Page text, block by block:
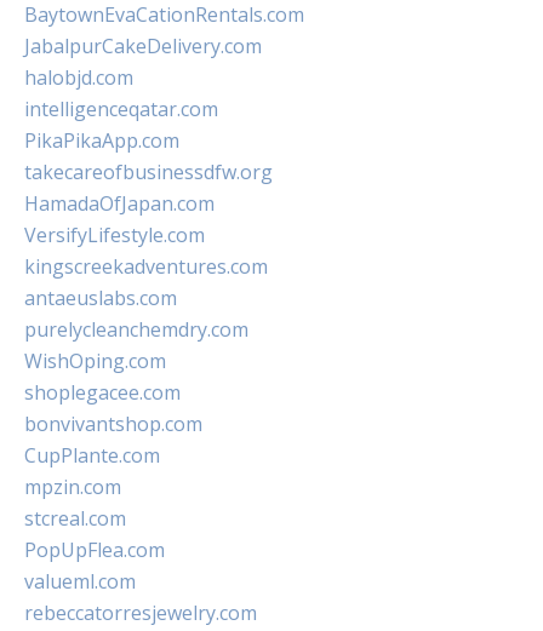
BaytownEvaCationRentals.com
JabalpurCakeDelivery.com
halobjd.com
intelligenceqatar.com
PikaPikaApp.com
takecareofbusinessdfw.org
HamadaOfJapan.com
VersifyLifestyle.com
kingscreekadventures.com
antaeuslabs.com
purelycleanchemdry.com
WishOping.com
shoplegacee.com
bonvivantshop.com
CupPlante.com
mpzin.com
stcreal.com
PopUpFlea.com
valueml.com
rebeccatorresjewelry.com